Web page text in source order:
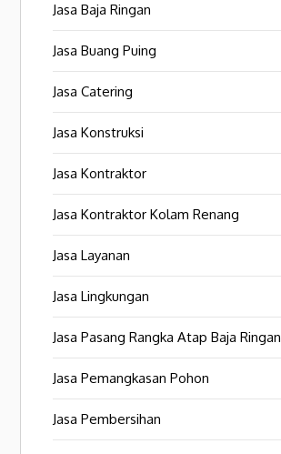
Jasa Baja Ringan
Jasa Buang Puing
Jasa Catering
Jasa Konstruksi
Jasa Kontraktor
Jasa Kontraktor Kolam Renang
Jasa Layanan
Jasa Lingkungan
Jasa Pasang Rangka Atap Baja Ringan
Jasa Pemangkasan Pohon
Jasa Pembersihan